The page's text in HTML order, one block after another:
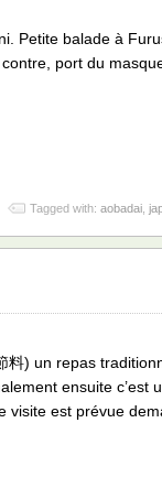
Petite balade à
port du
Tagged with: aobadai,
) un repas
ensuite c’est
visite est prévue